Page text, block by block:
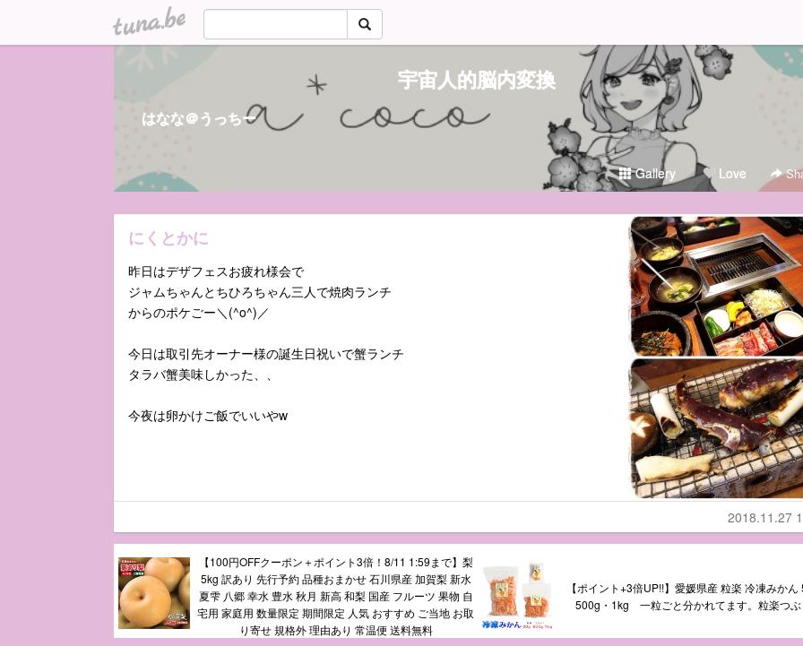
tuna.be
宇宙人的脳内変換
はなな＠うっちー
Gallery Love
にくとかに
昨日はデザフェスお疲れ様会で
ジャムちゃんとちひろちゃん三人で焼肉ランチ
からのポケごー＼(^o^)／
今日は取引先オーナー様の誕生日祝いで蟹ランチ
タラバ蟹美味しかった、、
今夜は卵かけご飯でいいやw
2018.11.27
【100円OFFクーポン＋ポイント3倍！8/11 1:59まで】梨
5kg 訳あり 先行予約 品種おまかせ 石川県産 加賀梨 新水
夏雫 八郷 幸水 豊水 秋月 新高 和梨 国産 フルーツ 果物 自
宅用 家庭用 数量限定 期間限定 人気 おすすめ ご当地 お取
り寄せ 規格外 理由あり 常温便 送料無料
【ポイント+3倍UP!!】愛媛県産 粒楽 冷凍みかん
500g・1kg 一粒ごと分かれてます。粒楽つぶ